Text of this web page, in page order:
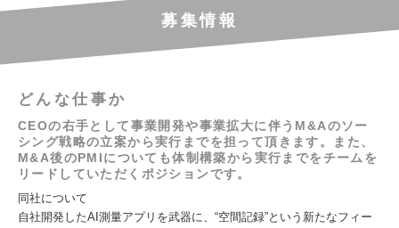
募集情報
どんな仕事か
CEOの右手として事業開発や事業拡大に伴うM&Aのソー
シング戦略の立案から実行までを担って頂きます。また、
M&A後のPMIについても体制構築から実行までをチームを
リードしていただくポジションです。
同社について
自社開発したAI測量アプリを武器に、“空間記録”という新たなフィー